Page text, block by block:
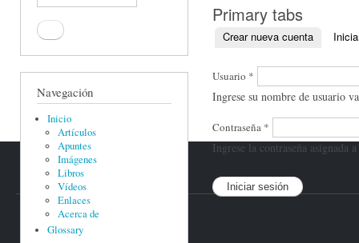
Navegación
Inicio
Artículos
Apuntes
Imágenes
Libros
Vídeos
Enlaces
Acerca de
Glossary
Primary tabs
Crear nueva cuenta
Usuario *
Ingrese su nombre de usuario
Contraseña *
Ingrese la contraseña asignada